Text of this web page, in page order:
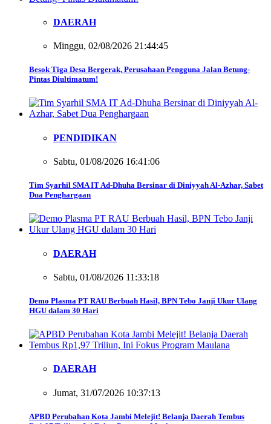
DAERAH
Minggu, 02/08/2026 21:44:45
Besok Tiga Desa Bergerak, Perusahaan Pengguna Jalan Betung-
Pintas Diultimatum!
PENDIDIKAN
Sabtu, 01/08/2026 16:41:06
Tim Syarhil SMA IT Ad-Dhuha Bersinar di Diniyyah Al-Azhar, Sabet
Dua Penghargaan
DAERAH
Sabtu, 01/08/2026 11:33:18
Demo Plasma PT RAU Berbuah Hasil, BPN Tebo Janji Ukur Ulang
HGU dalam 30 Hari
DAERAH
Jumat, 31/07/2026 10:37:13
APBD Perubahan Kota Jambi Melejit! Belanja Daerah Tembus